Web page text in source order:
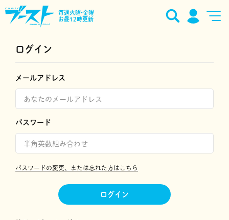
毎週火曜•金曜
お昼12時更新
ログイン
メールアドレス
パスワード
パスワードの変更、または忘れた方はこちら
ログイン